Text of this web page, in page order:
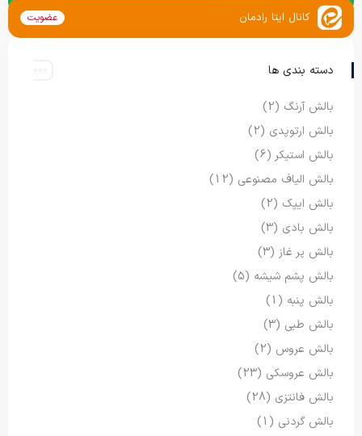
کانال ایتا رادمان عضویت
دسته بندی ها
بالش آرنگ (2)
بالش ارتوپدی (2)
بالش استیکر (6)
بالش الیاف مصنوعی (12)
بالش ایپک (2)
بالش بادی (3)
بالش پر غاز (3)
بالش پشم شیشه (5)
بالش پنبه (1)
بالش طبی (3)
بالش عروس (2)
بالش عروسکی (23)
بالش فانتزی (28)
بالش گردنی (1)